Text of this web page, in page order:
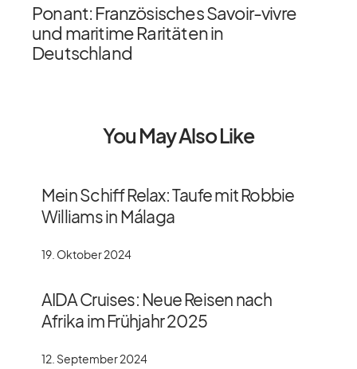
Ponant: Französisches Savoir-vivre
und maritime Raritäten in
Deutschland
You May Also Like
Mein Schiff Relax: Taufe mit Robbie
Williams in Málaga
19. Oktober 2024
AIDA Cruises: Neue Reisen nach
Afrika im Frühjahr 2025
12. September 2024